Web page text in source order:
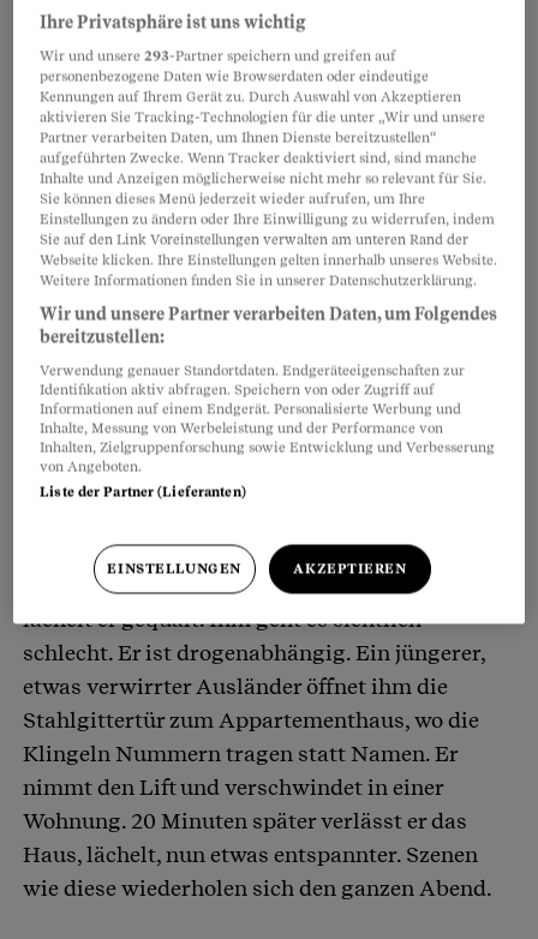
Quadratmetern in sanierungsbedürftigen
Liegenschaften kassierte Müller über tausend
Franken. Viele der Mieter sind von der
Sozialhilfe abhängig. Die Feuerpolizei und das
Amt für Umwelt- und Gesundheitsschutz der
Stadt Zürich hatten Müller mehrmals auf
Mängel aufmerksam gemacht. Es seien aber
bislang nur die nötigsten Reparaturen
Der Beobachter hat bereits am 21. März 2014
über diese Umstände berichtet:
Demolierte Briefkästen, versprayte Hausgänge,
ein ständiges «Glöiff» – nein, er wohne nicht hier,
Zürcher Langstrasse auf das Haus in einer
Seitenstrasse zueilt. «Ich bin nur zu Besuch»,
lächelt er gequält. Ihm geht es sichtlich
schlecht. Er ist drogenabhängig. Ein jüngerer,
etwas verwirrter Ausländer öffnet ihm die
Stahlgittertür zum Appartementhaus, wo die
Klingeln Nummern tragen statt Namen. Er
nimmt den Lift und verschwindet in einer
Wohnung. 20 Minuten später verlässt er das
Haus, lächelt, nun etwas entspannter. Szenen
wie diese wiederholen sich den ganzen Abend.
Ihre Privatsphäre ist uns wichtig
Wir und unsere293-Partner speichern und greifen auf
personenbezogene Daten wie Browserdaten oder eindeutige
Kennungen auf Ihrem Gerät zu. Durch Auswahl von Akzeptieren
aktivieren Sie Tracking-Technologien für die unter „Wir und unsere
Partner verarbeiten Daten, um Ihnen Dienste bereitzustellen“
aufgeführten Zwecke. Wenn Tracker deaktiviert sind, sind manche
Inhalte und Anzeigen möglicherweise nicht mehr so relevant für Sie.
Sie können dieses Menü jederzeit wieder aufrufen, um Ihre
Einstellungen zu ändern oder Ihre Einwilligung zu widerrufen, indem
Sie auf den Link Voreinstellungen verwalten am unteren Rand der
Webseite klicken. Ihre Einstellungen gelten innerhalb unseres Website.
Weitere Informationen finden Sie in unserer Datenschutzerklärung.
Wir und unsere Partner verarbeiten Daten, um Folgendes
bereitzustellen:
Verwendung genauer Standortdaten. Endgeräteeigenschaften zur
Identifikation aktiv abfragen. Speichern von oder Zugriff auf
Informationen auf einem Endgerät. Personalisierte Werbung und
Inhalte, Messung von Werbeleistung und der Performance von
Inhalten, Zielgruppenforschung sowie Entwicklung und Verbesserung
von Angeboten.
Liste der Partner (Lieferanten)
EINSTELLUNGEN AKZEPTIEREN